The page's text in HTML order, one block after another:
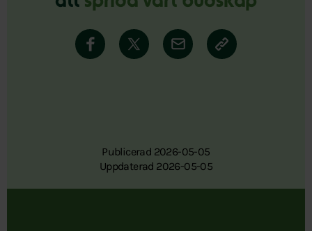
Publicerad 2026-05-05
Uppdaterad 2026-05-05